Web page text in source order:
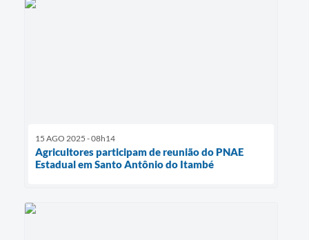
15 AGO 2025 - 08h14
Agricultores participam de reunião do PNAE
Estadual em Santo Antônio do Itambé